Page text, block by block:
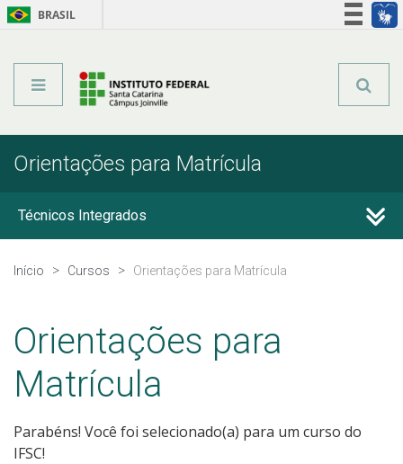
BRASIL
Orientações para Matrícula
Técnicos Integrados
Técnicos Concomitantes
Qualificação Profissional e Idiomas
Especialização
Início Cursos Orientações para Matrícula
Orientações para
Matrícula
Parabéns! Você foi selecionado(a) para um curso do
IFSC!